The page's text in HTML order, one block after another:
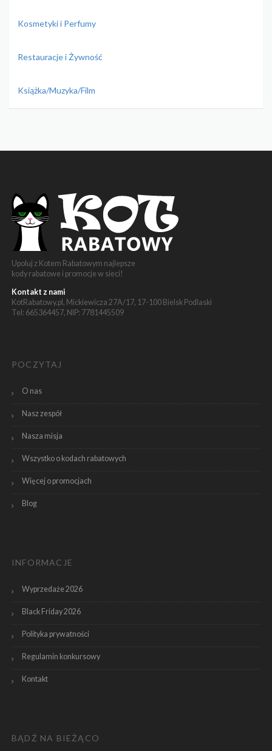
Kosmetyki i Perfumy
Restauracje i Żywność
Książka/Muzyka/Film
Upoluj z Kotem Rabatowym najlepsze
kody rabatowe i promocje w sieci!
Kontakt z nami
KotRabatowy.pl, Mickiewicza 27A/17, 17-100 Bielsk Podlaski
Tel: 665364457, NIP: 7781445509
POCZYTAJ
O nas
Nasz zespół
Nasza misja
Wszystko o kodach rabatowych
Więcej o promocjach
Blog
INFORMACJE
Wyprzedaże 2026
Black Friday 2026
Polityka prywatności
Regulamin konkursowy
Kontakt
BĄDŹ NA BIEŻĄCO